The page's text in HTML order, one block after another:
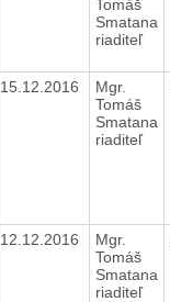
Tomáš
Smatana
riaditeľ
15.12.2016
Mgr.
Tomáš
Smatana
riaditeľ
12.12.2016
Mgr.
Tomáš
Smatana
riaditeľ